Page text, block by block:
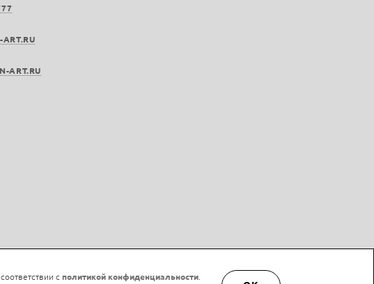
ART.RU
с политикой конфиденциальности.